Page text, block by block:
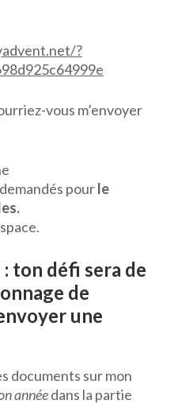
?
vous m’envoyer
pourle
ton défi sera de
de
une
documents sur mon
annéedans la partie